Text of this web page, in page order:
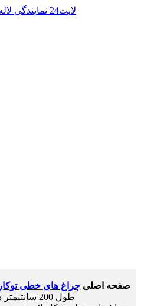
صفحه اصلی چراغ های خطی توکار
طول 200 سانتیمتر در توان های مختلف چراغ خطی